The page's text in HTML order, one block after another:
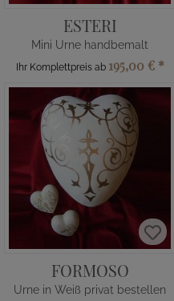
ESTERI
Mini Urne handbemalt
Ihr Komplettpreis ab 195,00 € *
FORMOSO
Urne in Weiß privat bestellen